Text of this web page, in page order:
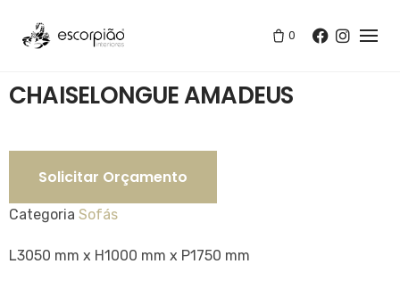
0
Loja / /CHAISELONGUE AMADEUS
CHAISELONGUE AMADEUS
Solicitar Orçamento
Categoria Sofás
L3050 mm x H1000 mm x P1750 mm